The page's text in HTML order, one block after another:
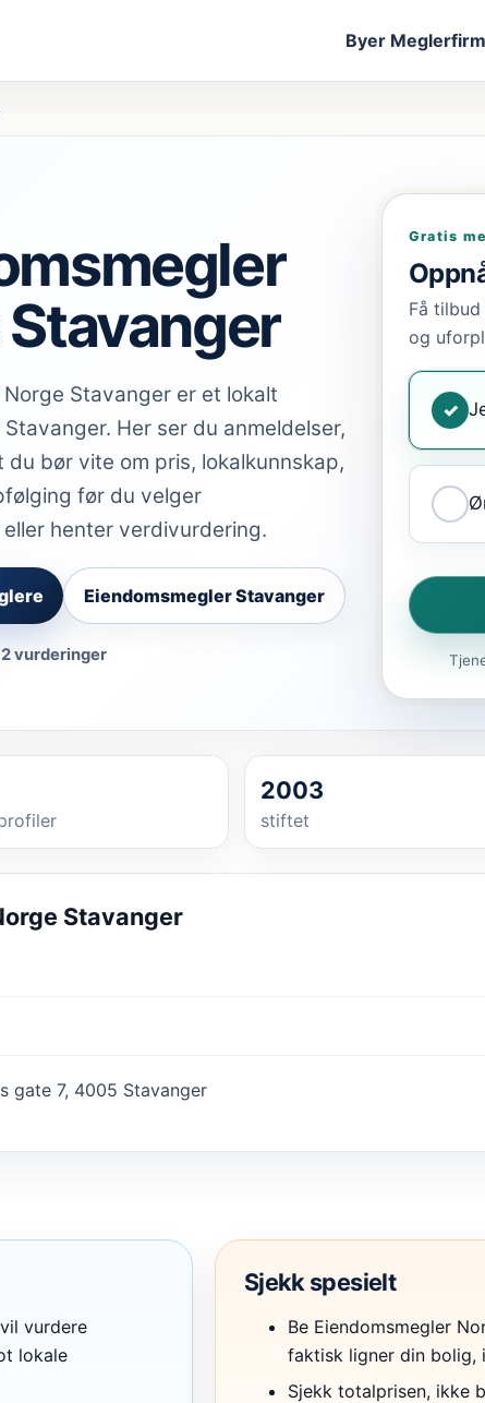
Byer
Stavanger er et lokalt
Her ser du anmeldelser,
bør vite om pris, lokalkunnskap,
før du velger
henter verdivurdering.
Eiendomsmegler Stavanger
2 vurderinger
Gratis
Få
og
✓
2003
stiftet
Stavanger
gate 7, 4005 Stavanger
vurdere
lokale
Sjekk spesielt
Be Eiendomsmegler
faktisk ligner din bolig,
Sjekk totalprisen, ikke